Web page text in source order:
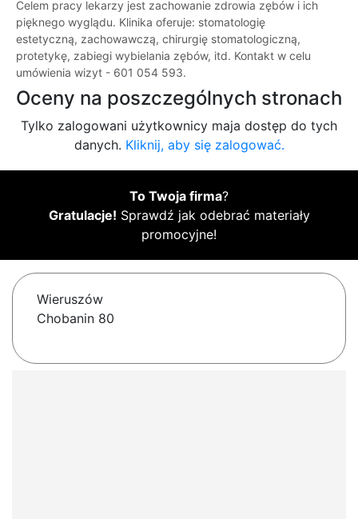
Celem pracy lekarzy jest zachowanie zdrowia zębów i ich
pięknego wyglądu. Klinika oferuje: stomatologię
estetyczną, zachowawczą, chirurgię stomatologiczną,
protetykę, zabiegi wybielania zębów, itd. Kontakt w celu
umówienia wizyt - 601 054 593.
Oceny na poszczególnych stronach
Tylko zalogowani użytkownicy maja dostęp do tych
danych. Kliknij, aby się zalogować.
To Twoja firma?
Gratulacje! Sprawdź jak odebrać materiały
promocyjne!
Wieruszów
Chobanin 80